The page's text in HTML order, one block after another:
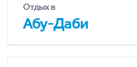
Отдых в
Абу-Даби